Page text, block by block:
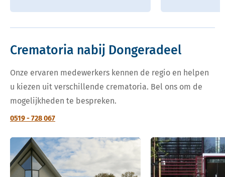
Crematoria nabij Dongeradeel
Onze ervaren medewerkers kennen de regio en helpen
u kiezen uit verschillende crematoria. Bel ons om de
mogelijkheden te bespreken.
0519 - 728 067